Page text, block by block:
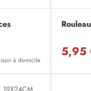
à domicile
5,95